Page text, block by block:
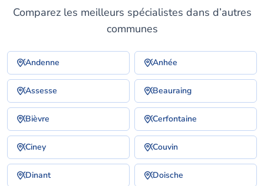
Comparez les meilleurs spécialistes dans d’autres
communes
Andenne Anhée
Assesse Beauraing
Bièvre Cerfontaine
Ciney Couvin
Dinant Doische